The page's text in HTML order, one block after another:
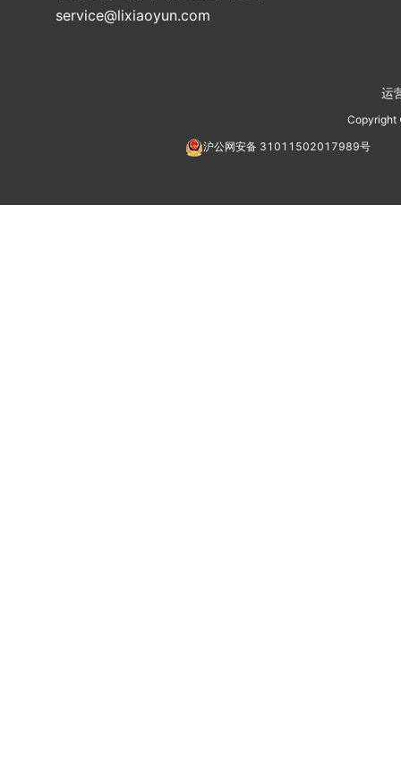
service@lixiaoyun.com
运
沪公网安备 31011502017989号